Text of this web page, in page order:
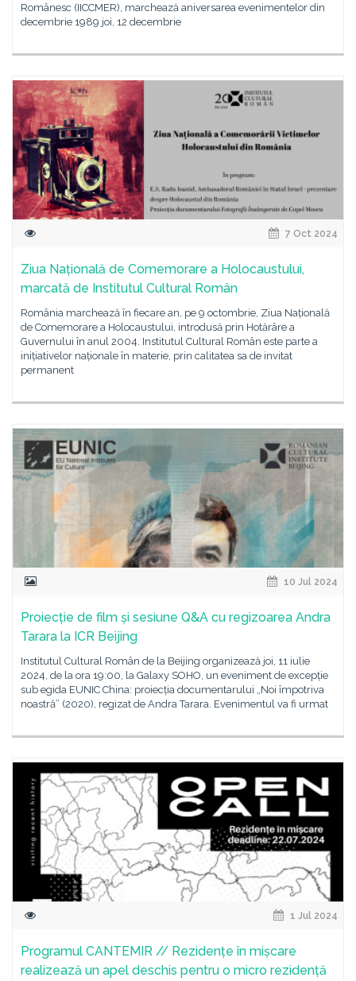
Românesc (IICCMER), marchează aniversarea evenimentelor din
decembrie 1989 joi, 12 decembrie
7 Oct 2024
Ziua Națională de Comemorare a Holocaustului,
marcată de Institutul Cultural Român
România marchează în fiecare an, pe 9 octombrie, Ziua Națională
de Comemorare a Holocaustului, introdusă prin Hotărâre a
Guvernului în anul 2004. Institutul Cultural Român este parte a
inițiativelor naționale în materie, prin calitatea sa de invitat
permanent
10 Jul 2024
Proiecție de film și sesiune Q&A cu regizoarea Andra
Tarara la ICR Beijing
Institutul Cultural Român de la Beijing organizează joi, 11 iulie
2024, de la ora 19:00, la Galaxy SOHO, un eveniment de excepție
sub egida EUNIC China: proiecția documentarului „Noi împotriva
noastră” (2020), regizat de Andra Tarara. Evenimentul va fi urmat
1 Jul 2024
Programul CANTEMIR // Rezidențe în mișcare
realizează un apel deschis pentru o micro rezidență